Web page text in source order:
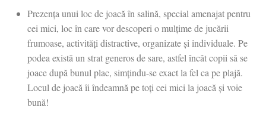
Prezența unui loc de joacă în salină, special amenajat pentru
cei mici, loc în care vor descoperi o mulțime de jucării
frumoase, activități distractive, organizate și individuale. Pe
podea există un strat generos de sare, astfel încât copii să se
joace după bunul plac, simțindu-se exact la fel ca pe plajă.
Locul de joacă îi îndeamnă pe toți cei mici la joacă și voie
bună!